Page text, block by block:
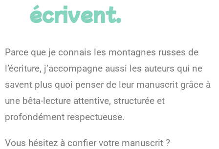
écrivent.
Parce que je connais les montagnes russes de
l’écriture, j’accompagne aussi les auteurs qui ne
savent plus quoi penser de leur manuscrit grâce à
une bêta-lecture attentive, structurée et
profondément respectueuse.
Vous hésitez à confier votre manuscrit ?